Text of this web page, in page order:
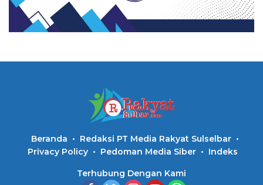
Beranda
Redaksi PT Media Rakyat Sulselbar
Privacy Policy
Pedoman Media Siber Indeks
Terhubung Dengan Kami